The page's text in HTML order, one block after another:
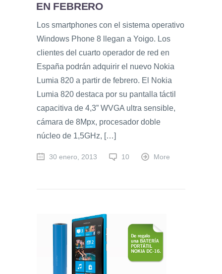
EN FEBRERO
Los smartphones con el sistema operativo
Windows Phone 8 llegan a Yoigo. Los
clientes del cuarto operador de red en
España podrán adquirir el nuevo Nokia
Lumia 820 a partir de febrero. El Nokia
Lumia 820 destaca por su pantalla táctil
capacitiva de 4,3” WVGA ultra sensible,
cámara de 8Mpx, procesador doble
núcleo de 1,5GHz, […]
30 enero, 2013 10 More